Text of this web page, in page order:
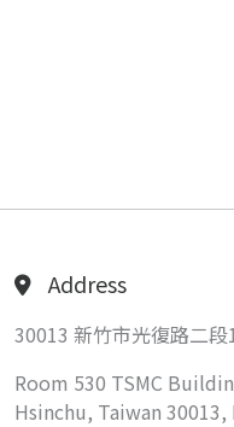
Address
30013 新竹市光復路二
Room 530 TSMC
Hsinchu, Taiwan 30013,